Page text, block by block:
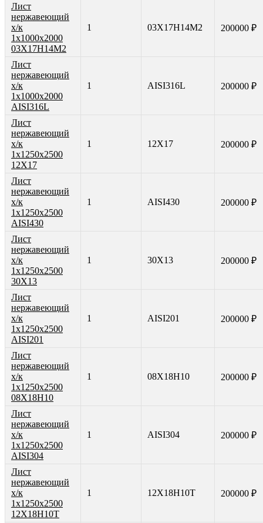
Лист
нержавеющий
х/к
1х1000х2000
03Х17Н14М2
1 03Х17Н14М2 200000 ₽
Лист
нержавеющий
х/к
1х1000х2000
AISI316L
1 AISI316L 200000 ₽
Лист
нержавеющий
х/к
1х1250х2500
12Х17
1 12Х17 200000 ₽
Лист
нержавеющий
х/к
1х1250х2500
AISI430
1 AISI430 200000 ₽
Лист
нержавеющий
х/к
1х1250х2500
30Х13
1 30Х13 200000 ₽
Лист
нержавеющий
х/к
1х1250х2500
AISI201
1 AISI201 200000 ₽
Лист
нержавеющий
х/к
1х1250х2500
08Х18Н10
1 08Х18Н10 200000 ₽
Лист
нержавеющий
х/к
1х1250х2500
AISI304
1 AISI304 200000 ₽
Лист
нержавеющий
х/к
1х1250х2500
12Х18Н10Т
1 12Х18Н10Т 200000 ₽